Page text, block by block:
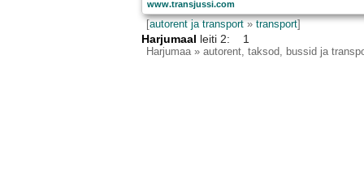
www.transjussi.com
[autorent ja transport»transport]
Harjumaal leiti 2: 1
Harjumaa» autorent, taksod, bussid ja